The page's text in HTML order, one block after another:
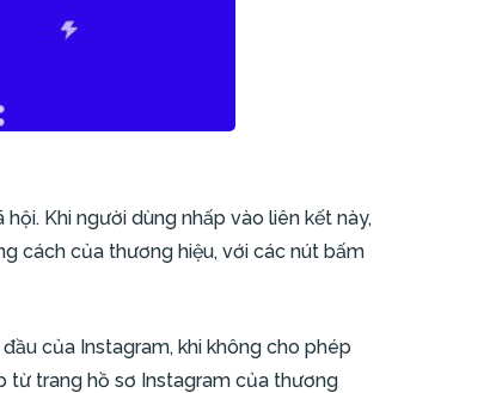
Khi người dùng nhấp vào liên kết này,
cách của thương hiệu, với các nút bấm
của Instagram, khi không cho phép
từ trang hồ sơ Instagram của thương